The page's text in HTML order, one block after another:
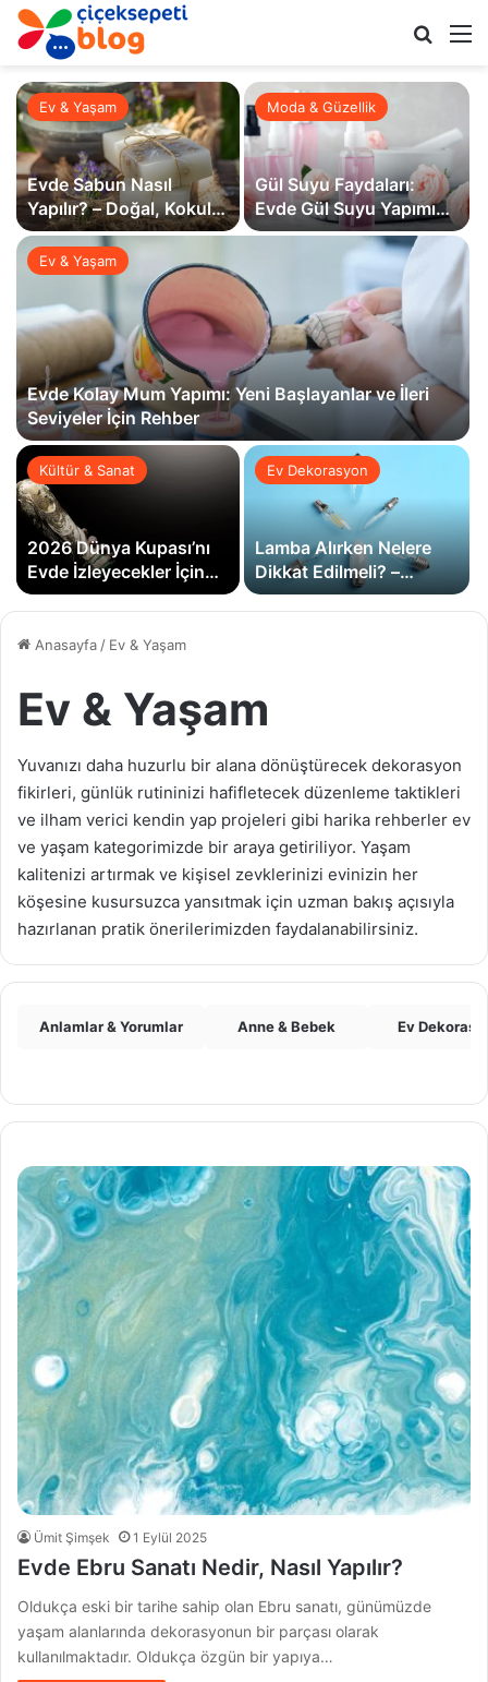
Ev & Yaşam
Evde Kolay Mum Yapımı: Yeni Başlayanlar ve İleri
Seviyeler İçin Rehber
Ev & Yaşam
Evde Sabun Nasıl
Yapılır? – Doğal, Kokulu
ve Dekoratif Ev Yapımı
Sabun Tarifleri
Moda & Güzellik
Gül Suyu Faydaları:
Evde Gül Suyu Yapımı
ve Cilt Bakım Rutini
Kültür & Sanat
2026 Dünya Kupası’nı
Evde İzleyecekler İçin
Kapsamlı Hazırlık
Ev Dekorasyon
Lamba Alırken Nelere
Dikkat Edilmeli? –
Lümen, Kelvin ve Watt
Anasayfa / Ev & Yaşam
Ev & Yaşam
Yuvanızı daha huzurlu bir alana dönüştürecek dekorasyon
fikirleri, günlük rutininizi hafifletecek düzenleme taktikleri
ve ilham verici kendin yap projeleri gibi harika rehberler ev
ve yaşam kategorimizde bir araya getiriliyor. Yaşam
kalitenizi artırmak ve kişisel zevklerinizi evinizin her
köşesine kusursuzca yansıtmak için uzman bakış açısıyla
hazırlanan pratik önerilerimizden faydalanabilirsiniz.
Anlamlar & Yorumlar Anne & Bebek Ev
Ümit Şimşek 1 Eylül 2025
Evde Ebru Sanatı Nedir, Nasıl Yapılır?
Oldukça eski bir tarihe sahip olan Ebru sanatı, günümüzde
yaşam alanlarında dekorasyonun bir parçası olarak
kullanılmaktadır. Oldukça özgün bir yapıya…